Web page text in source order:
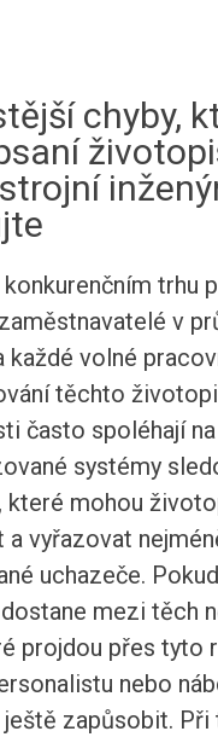
chyby,
trhu
v
každé volné
těchto
často spoléhají na
systémy
které mohou
a vyřazovat
uchazeče.
mezi těch
projdou přes tyto
nebo
ještě zapůsobit. Při